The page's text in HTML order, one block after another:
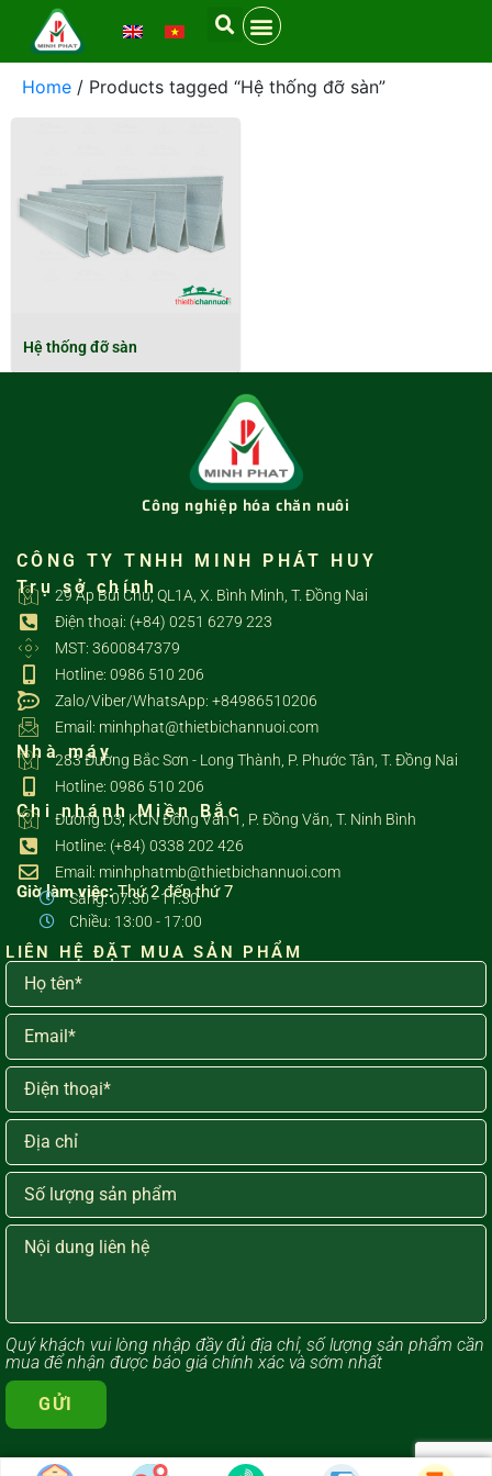
Home / Products tagged “Hệ thống đỡ sàn”
Hệ thống đỡ sàn
Công nghiệp hóa chăn nuôi
CÔNG TY TNHH MINH PHÁT HUY
Trụ sở chính
29 Ấp Bùi Chu, QL1A, X. Bình Minh, T. Đồng Nai
Điện thoại: (+84) 0251 6279 223
MST: 3600847379
Hotline: 0986 510 206
Zalo/Viber/WhatsApp: +84986510206
Email: minhphat@thietbichannuoi.com
Nhà máy
283 Đường Bắc Sơn - Long Thành, P. Phước Tân, T. Đồng Nai
Hotline: 0986 510 206
Chi nhánh Miền Bắc
Đường D3, KCN Đồng Văn 1, P. Đồng Văn, T. Ninh Bình
Hotline: (+84) 0338 202 426
Email: minhphatmb@thietbichannuoi.com
Giờ làm việc:Thứ 2 đến thứ 7
Sáng: 07:30 - 11:30
Chiều: 13:00 - 17:00
LIÊN HỆ ĐẶT MUA SẢN PHẨM
Quý khách vui lòng ​nhập đầy đủ địa chỉ, số lượng sản phẩm cần
mua để nhận được báo giá chính xác và sớm nhất